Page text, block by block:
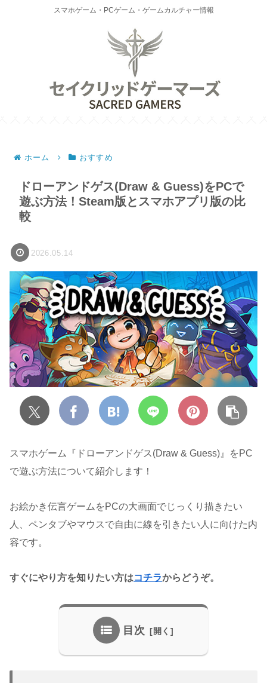
スマホゲーム・PCゲーム・ゲームカルチャー情報
ホーム おすすめ
ドローアンドゲス(Draw & Guess)をPCで
遊ぶ方法！Steam版とスマホアプリ版の比
較
2026.05.14
スマホゲーム『ドローアンドゲス(Draw & Guess)』をPC
で遊ぶ方法について紹介します！
お絵かき伝言ゲームをPCの大画面でじっくり描きたい
人、ペンタブやマウスで自由に線を引きたい人に向けた内
容です。
すぐにやり方を知りたい方はコチラからどうぞ。
目次